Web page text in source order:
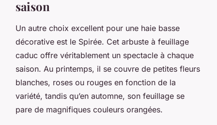
saison
Un autre choix excellent pour une haie basse
décorative est le Spirée. Cet arbuste à feuillage
caduc offre véritablement un spectacle à chaque
saison. Au printemps, il se couvre de petites fleurs
blanches, roses ou rouges en fonction de la
variété, tandis qu’en automne, son feuillage se
pare de magnifiques couleurs orangées.